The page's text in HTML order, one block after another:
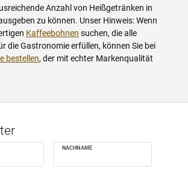
Anzahl von Heißgetränken in
zu können. Unser Hinweis: Wenn
Kaffeebohnen suchen, die alle
die Gastronomie erfüllen, können Sie bei
bestellen, der mit echter Markenqualität
NACHNAME